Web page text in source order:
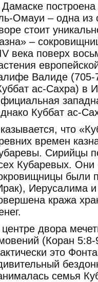
Омауи – одна из
стоит
–
века поверх
Валиде (705-
ас-Сахра) в
Куббат ас-
что
времен
Сирийцы
Кубаревых.
были
Иерусалима
кража
двора
(Коран 5:8-
это
семья